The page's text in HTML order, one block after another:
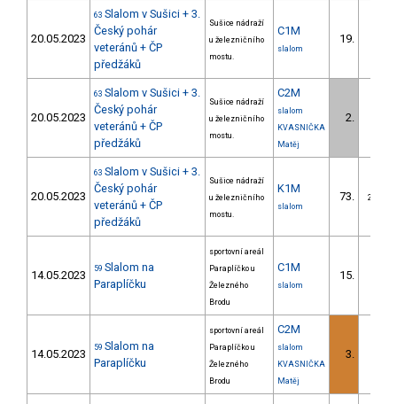
20.05.2023
63 Slalom v Sušici + 3.
Český pohár
veteránů + ČP
předžáků
Sušice nádraží
u železničního
mostu.
C1M
slalom
19.
20.05.2023
63 Slalom v Sušici + 3.
Český pohár
veteránů + ČP
předžáků
Sušice nádraží
u železničního
mostu.
C2M
slalom
KVASNIČKA
Matěj
2.
20.05.2023
63 Slalom v Sušici + 3.
Český pohár
veteránů + ČP
předžáků
Sušice nádraží
u železničního
mostu.
K1M
slalom
73. 21/DM
14.05.2023 59 Slalom na
Paraplíčku
sportovní areál
Paraplíčko u
Železného
Brodu
C1M
slalom
15.
14.05.2023 59 Slalom na
Paraplíčku
sportovní areál
Paraplíčko u
Železného
Brodu
C2M
slalom
KVASNIČKA
Matěj
3.